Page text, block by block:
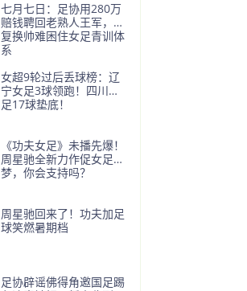
七月七日：足协用280万
赔钱聘回老熟人王军，反
复换帅难困住女足青训体
系
女超9轮过后丢球榜：辽
宁女足3球领跑！四川女
足17球垫底！
《功夫女足》未播先爆！
周星驰全新力作促女足追
梦，你会支持吗？
周星驰回来了！功夫加足
球笑燃暑期档
足协辟谣佛得角邀国足踢